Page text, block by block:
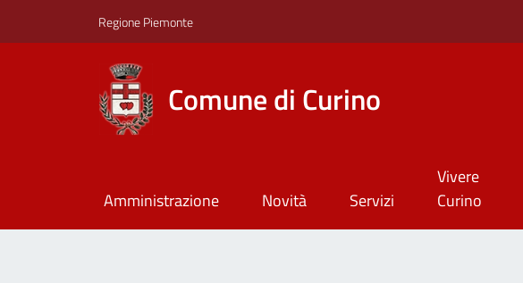
Regione Piemonte
Comune di Curino
Amministrazione Novità Servizi
Vivere
Curino